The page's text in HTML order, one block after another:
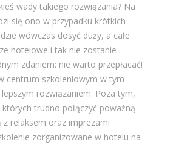
wady takiego rozwiązania? Na
się ono w przypadku krótkich
wówczas dosyć duży, a całe
hotelowe i tak nie zostanie
zdaniem: nie warto przepłacać!
centrum szkoleniowym w tym
rozwiązaniem. Poza tym,
trudno połączyć poważną
relaksem oraz imprezami
zorganizowane w hotelu na